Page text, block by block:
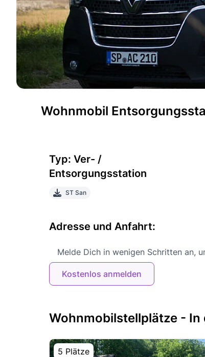
Wohnmobil
Typ: Ver- /
Entsorgungsstation
ST San
Adresse und Anfahrt:
Melde Dich in wenigen Schritten an,
Kostenlos anmelden
Wohnmobilstellplätze - In
5 Plätze